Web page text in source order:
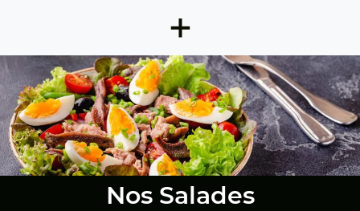
+
Nos Salades